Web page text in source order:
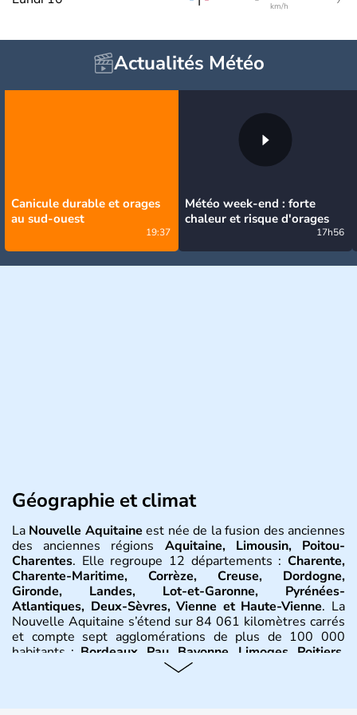
km/h
Actualités Météo
Canicule durable et orages
au sud-ouest
19:37
Météo week-end : forte
chaleur et risque d'orages
17h56
Géographie et climat
La Nouvelle Aquitaine est née de la fusion des anciennes
des anciennes régions Aquitaine, Limousin, Poitou-
Charentes. Elle regroupe 12 départements : Charente,
Charente-Maritime, Corrèze, Creuse, Dordogne,
Gironde, Landes, Lot-et-Garonne, Pyrénées-
Atlantiques, Deux-Sèvres, Vienne et Haute-Vienne. La
Nouvelle Aquitaine s’étend sur 84 061 kilomètres carrés
et compte sept agglomérations de plus de 100 000
habitants : Bordeaux, Pau, Bayonne, Limoges, Poitiers,
La Rochelle, Angoulême. Son économie repose